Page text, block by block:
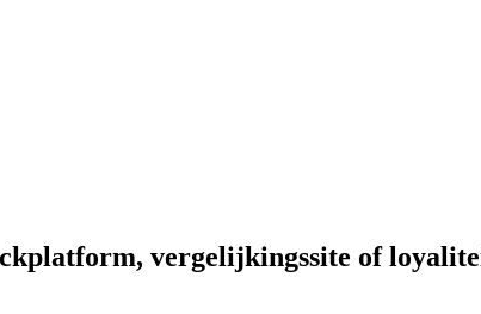
vergelijkingssite of